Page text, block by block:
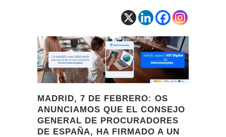
MADRID, 7 DE FEBRERO: OS
ANUNCIAMOS QUE EL CONSEJO
GENERAL DE PROCURADORES
DE ESPAÑA, HA FIRMADO A UN